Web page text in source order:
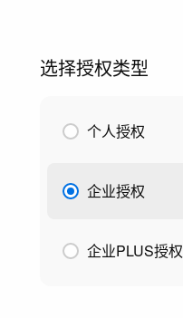
选择授权类型
个人授权
企业授权
企业PLUS授权